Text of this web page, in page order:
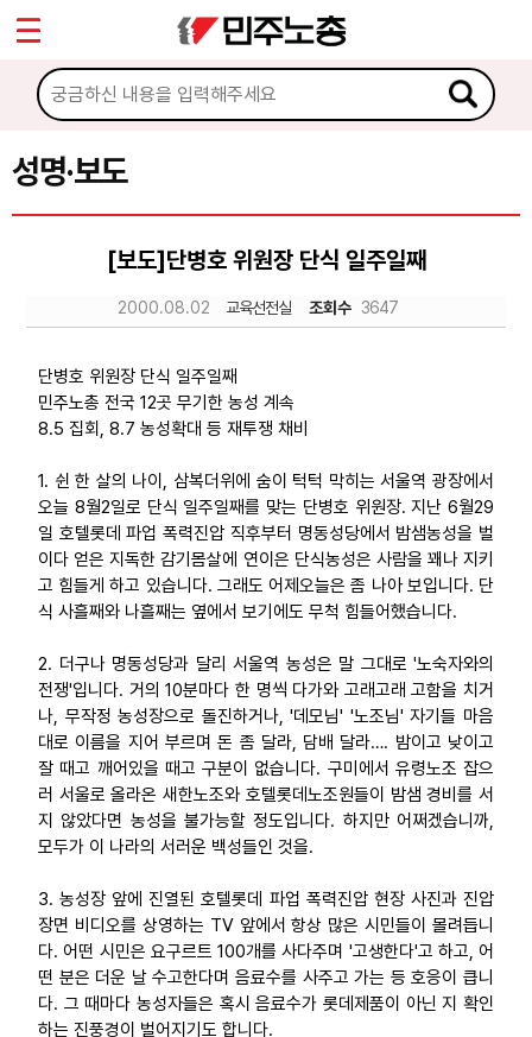
성명·보도
[보도]단병호 위원장 단식 일주일째
2000.08.02 교육선전실 조회수 3647
단병호 위원장 단식 일주일째
민주노총 전국 12곳 무기한 농성 계속
8.5 집회, 8.7 농성확대 등 재투쟁 채비
1. 쉰 한 살의 나이, 삼복더위에 숨이 턱턱 막히는 서울역 광장에서
오늘 8월2일로 단식 일주일째를 맞는 단병호 위원장. 지난 6월29
일 호텔롯데 파업 폭력진압 직후부터 명동성당에서 밤샘농성을 벌
이다 얻은 지독한 감기몸살에 연이은 단식농성은 사람을 꽤나 지키
고 힘들게 하고 있습니다. 그래도 어제오늘은 좀 나아 보입니다. 단
식 사흘째와 나흘째는 옆에서 보기에도 무척 힘들어했습니다.
2. 더구나 명동성당과 달리 서울역 농성은 말 그대로 '노숙자와의
전쟁'입니다. 거의 10분마다 한 명씩 다가와 고래고래 고함을 치거
나, 무작정 농성장으로 돌진하거나, '데모님' '노조님' 자기들 마음
대로 이름을 지어 부르며 돈 좀 달라, 담배 달라…. 밤이고 낮이고
잘 때고 깨어있을 때고 구분이 없습니다. 구미에서 유령노조 잡으
러 서울로 올라온 새한노조와 호텔롯데노조원들이 밤샘 경비를 서
지 않았다면 농성을 불가능할 정도입니다. 하지만 어쩌겠습니까,
모두가 이 나라의 서러운 백성들인 것을.
3. 농성장 앞에 진열된 호텔롯데 파업 폭력진압 현장 사진과 진압
장면 비디오를 상영하는 TV 앞에서 항상 많은 시민들이 몰려듭니
다. 어떤 시민은 요구르트 100개를 사다주며 '고생한다'고 하고, 어
떤 분은 더운 날 수고한다며 음료수를 사주고 가는 등 호응이 큽니
다. 그 때마다 농성자들은 혹시 음료수가 롯데제품이 아닌 지 확인
하는 진풍경이 벌어지기도 합니다.
마이페이지
소개
소식
공지사항
노동상담
부설기관
업무
Sketchbook5, 스케치북5
Sketchbook5, 스케치북5